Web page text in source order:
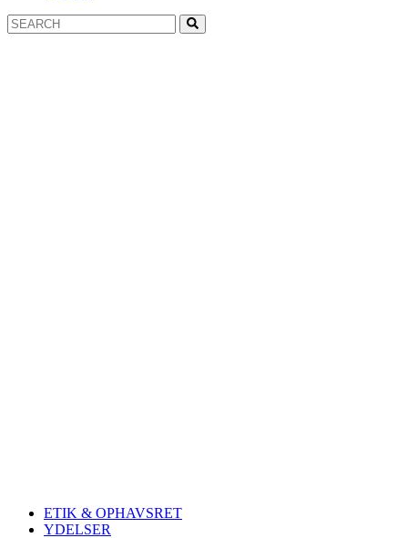
Search
for:
ETIK & OPHAVSRET
YDELSER